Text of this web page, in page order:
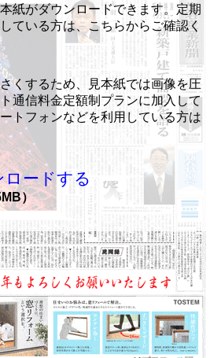
紙がダウンロードできます。定期
ている方は、こちらからご確認く
くするため、見本紙では画像を圧
通信料金定額制プランに加入して
トフォンなどを利用している方は
ロードする
）